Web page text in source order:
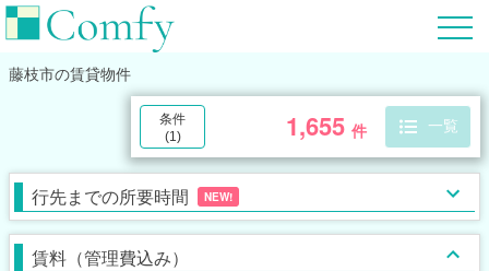
藤枝市の賃貸物件
1,655 件 一覧
条件
(1 )
行先までの所要時間 NEW!
賃料（管理費込み）